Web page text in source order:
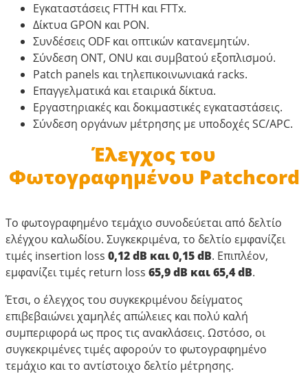
Εγκαταστάσεις FTTH και FTTx.
Δίκτυα GPON και PON.
Συνδέσεις ODF και οπτικών κατανεμητών.
Σύνδεση ONT, ONU και συμβατού εξοπλισμού.
Patch panels και τηλεπικοινωνιακά racks.
Επαγγελματικά και εταιρικά δίκτυα.
Εργαστηριακές και δοκιμαστικές εγκαταστάσεις.
Σύνδεση οργάνων μέτρησης με υποδοχές SC/APC.
Έλεγχος του
Φωτογραφημένου Patchcord
Το φωτογραφημένο τεμάχιο συνοδεύεται από δελτίο
ελέγχου καλωδίου. Συγκεκριμένα, το δελτίο εμφανίζει
τιμές insertion loss 0,12 dB και 0,15 dB. Επιπλέον,
εμφανίζει τιμές return loss 65,9 dB και 65,4 dB.
Έτσι, ο έλεγχος του συγκεκριμένου δείγματος
επιβεβαιώνει χαμηλές απώλειες και πολύ καλή
συμπεριφορά ως προς τις ανακλάσεις. Ωστόσο, οι
συγκεκριμένες τιμές αφορούν το φωτογραφημένο
τεμάχιο και το αντίστοιχο δελτίο μέτρησης.